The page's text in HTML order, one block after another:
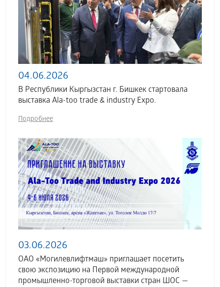
04.06.2026
В Республики Кыргызстан г. Бишкек стартовала
выставка Аla-too trade & industry Expo.
Подробнее
03.06.2026
ОАО «Могилевлифтмаш» приглашает посетить
свою экспозицию на Первой международной
промышленно-торговой выставки стран ШОС —